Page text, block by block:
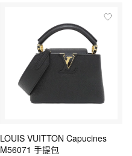
LOUIS VUITTON Capucines
M56071 手提包